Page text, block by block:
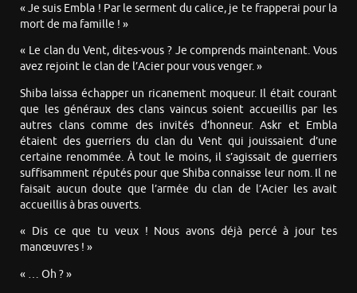
« Je suis Embla ! Par le serment du calice, je te frapperai pour la
mort de ma famille ! »
« Le clan du Vent, dites-vous ? Je comprends maintenant. Vous
avez rejoint le clan de l’Acier pour vous venger. »
Shiba laissa échapper un ricanement moqueur. Il était courant
que les généraux des clans vaincus soient accueillis par les
autres clans comme des invités d’honneur. Askr et Embla
étaient des guerriers du clan du Vent qui jouissaient d’une
certaine renommée. À tout le moins, il s’agissait de guerriers
suffisamment réputés pour que Shiba connaisse leur nom. Il ne
faisait aucun doute que l’armée du clan de l’Acier les avait
accueillis à bras ouverts.
« Dis ce que tu veux ! Nous avons déjà percé à jour tes
manœuvres ! »
« … Oh ? »